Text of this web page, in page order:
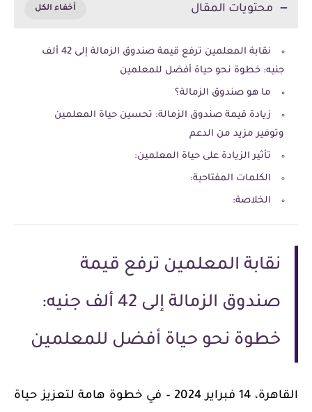
محتويات المقال
نقابة المعلمين ترفع قيمة صندوق الزمالة إلى 42 ألف
جنيه: خطوة نحو حياة أفضل للمعلمين
ما هو صندوق الزمالة؟
زيادة قيمة صندوق الزمالة: تحسين حياة المعلمين
وتوفير مزيد من الدعم
تأثير الزيادة على حياة المعلمين:
الكلمات المفتاحية:
الخلاصة:
نقابة المعلمين ترفع قيمة
صندوق الزمالة إلى 42 ألف جنيه:
خطوة نحو حياة أفضل للمعلمين
القاهرة، 14 فبراير 2024
– في خطوة هامة لتعزيز حياة